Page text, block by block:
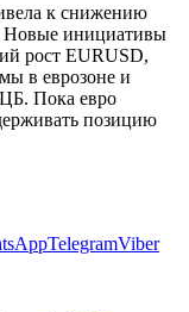
к снижению
Новые инициативы
рост EURUSD,
в еврозоне и
Пока евро
позицию
TelegramViber